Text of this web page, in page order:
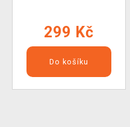
299 Kč
Do košíku